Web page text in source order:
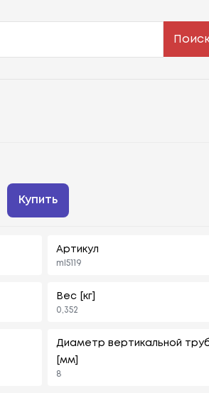
Купить
Артикул
ml5119
Вес [кг]
0,352
Диаметр вертикальной
[мм]
8